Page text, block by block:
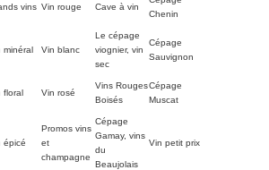
vins Vin rouge Cave à vin
Chenin
minéral Vin blanc
Le cépage
viognier, vin
sec
Cépage
Sauvignon
floral Vin rosé
Vins Rouges
Boisés
Cépage
Muscat
épicé
Promos vins
et
champagne
Cépage
Gamay, vins
du
Beaujolais
Vin petit prix